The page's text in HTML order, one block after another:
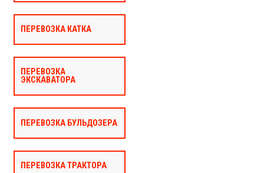
ПЕРЕВОЗКА КАТКА
ПЕРЕВОЗКА
ЭКСКАВАТОРА
ПЕРЕВОЗКА БУЛЬДОЗЕРА
ПЕРЕВОЗКА ТРАКТОРА